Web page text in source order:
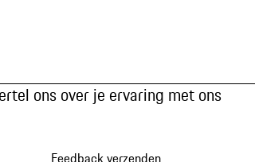
ons over je ervaring met ons
Feedback verzenden